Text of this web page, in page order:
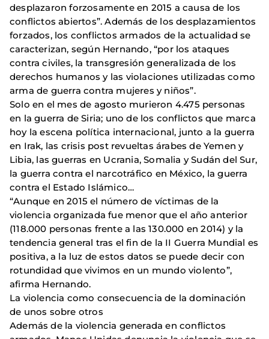
desplazaron forzosamente en 2015 a causa de los
conflictos abiertos”. Además de los desplazamientos
forzados, los conflictos armados de la actualidad se
caracterizan, según Hernando, “por los ataques
contra civiles, la transgresión generalizada de los
derechos humanos y las violaciones utilizadas como
arma de guerra contra mujeres y niños”.
Solo en el mes de agosto murieron 4.475 personas
en la guerra de Siria; uno de los conflictos que marca
hoy la escena política internacional, junto a la guerra
en Irak, las crisis post revueltas árabes de Yemen y
Libia, las guerras en Ucrania, Somalia y Sudán del Sur,
la guerra contra el narcotráfico en México, la guerra
contra el Estado Islámico…
“Aunque en 2015 el número de víctimas de la
violencia organizada fue menor que el año anterior
(118.000 personas frente a las 130.000 en 2014) y la
tendencia general tras el fin de la II Guerra Mundial es
positiva, a la luz de estos datos se puede decir con
rotundidad que vivimos en un mundo violento”,
afirma Hernando.
La violencia como consecuencia de la dominación
de unos sobre otros
Además de la violencia generada en conflictos